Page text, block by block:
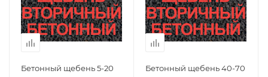
Бетонный щебень 5-20 Бетонный щебень 40-70